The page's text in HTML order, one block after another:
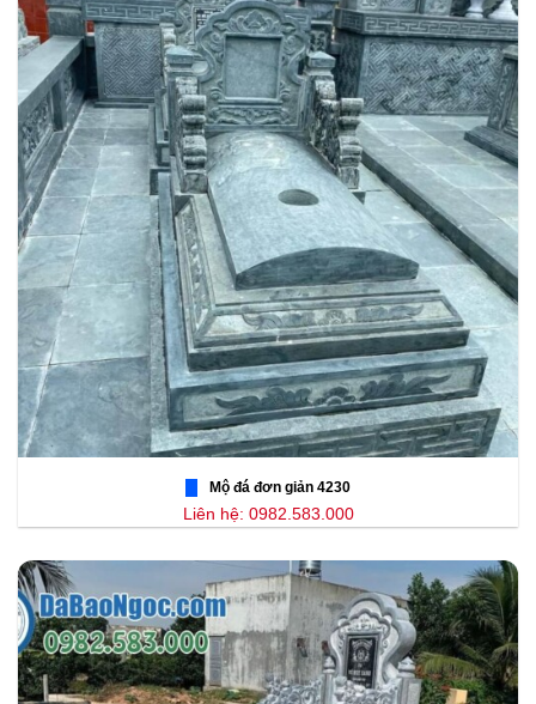
Mộ đá đơn giản 4230
Liên hệ: 0982.583.000